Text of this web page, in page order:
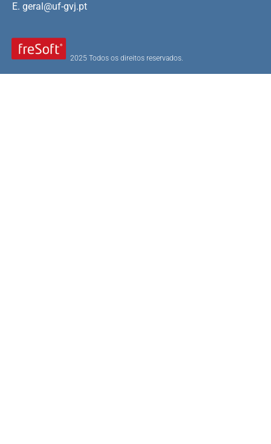
2025 Todos os direitos reservados.
E. geral@uf-gvj.pt